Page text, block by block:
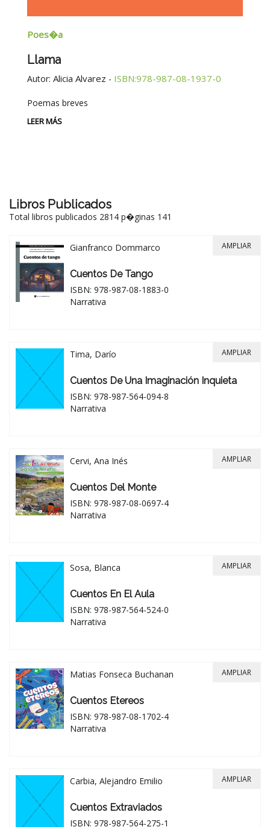
Poes�a
Llama
Autor: Alicia Alvarez - ISBN:978-987-08-1937-0
Poemas breves
LEER MÁS
Libros Publicados
Total libros publicados 2814 p�ginas 141
Gianfranco Dommarco
Cuentos De Tango
ISBN: 978-987-08-1883-0
Narrativa
AMPLIAR
Tima, Darío
Cuentos De Una Imaginación Inquieta
ISBN: 978-987-564-094-8
Narrativa
AMPLIAR
Cervi, Ana Inés
Cuentos Del Monte
ISBN: 978-987-08-0697-4
Narrativa
AMPLIAR
Sosa, Blanca
Cuentos En El Aula
ISBN: 978-987-564-524-0
Narrativa
AMPLIAR
Matias Fonseca Buchanan
Cuentos Etereos
ISBN: 978-987-08-1702-4
Narrativa
AMPLIAR
Carbia, Alejandro Emilio
Cuentos Extraviados
ISBN: 978-987-564-275-1
AMPLIAR